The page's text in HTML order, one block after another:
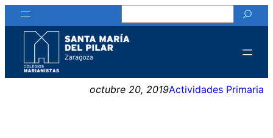
Saltar
al
contenido
octubre 20, 2019Actividades Primaria